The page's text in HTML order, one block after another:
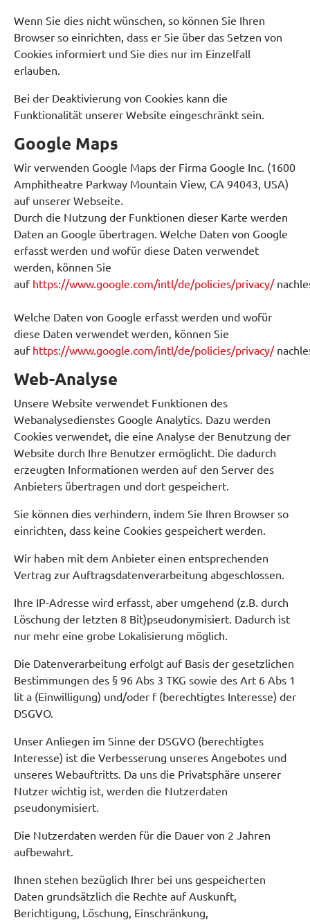
Wenn Sie dies nicht wünschen, so können Sie Ihren
Browser so einrichten, dass er Sie über das Setzen von
Cookies informiert und Sie dies nur im Einzelfall
erlauben.
Bei der Deaktivierung von Cookies kann die
Funktionalität unserer Website eingeschränkt sein.
Google Maps
Wir verwenden Google Maps der Firma Google Inc. (1600
Amphitheatre Parkway Mountain View, CA 94043, USA)
auf unserer Webseite.
Durch die Nutzung der Funktionen dieser Karte werden
Daten an Google übertragen. Welche Daten von Google
erfasst werden und wofür diese Daten verwendet
werden, können Sie
auf https://www.google.com/intl/de/policies/privacy/
Welche Daten von Google erfasst werden und wofür
diese Daten verwendet werden, können Sie
auf https://www.google.com/intl/de/policies/privacy/
Web-Analyse
Unsere Website verwendet Funktionen des
Webanalysedienstes Google Analytics. Dazu werden
Cookies verwendet, die eine Analyse der Benutzung der
Website durch Ihre Benutzer ermöglicht. Die dadurch
erzeugten Informationen werden auf den Server des
Anbieters übertragen und dort gespeichert.
Sie können dies verhindern, indem Sie Ihren Browser so
einrichten, dass keine Cookies gespeichert werden.
Wir haben mit dem Anbieter einen entsprechenden
Vertrag zur Auftragsdatenverarbeitung abgeschlossen.
Ihre IP-Adresse wird erfasst, aber umgehend (z.B. durch
Löschung der letzten 8 Bit)pseudonymisiert. Dadurch ist
nur mehr eine grobe Lokalisierung möglich.
Die Datenverarbeitung erfolgt auf Basis der gesetzlichen
Bestimmungen des § 96 Abs 3 TKG sowie des Art 6 Abs 1
lit a (Einwilligung) und/oder f (berechtigtes Interesse) der
DSGVO.
Unser Anliegen im Sinne der DSGVO (berechtigtes
Interesse) ist die Verbesserung unseres Angebotes und
unseres Webauftritts. Da uns die Privatsphäre unserer
Nutzer wichtig ist, werden die Nutzerdaten
pseudonymisiert.
Die Nutzerdaten werden für die Dauer von 2 Jahren
aufbewahrt.
Ihnen stehen bezüglich Ihrer bei uns gespeicherten
Daten grundsätzlich die Rechte auf Auskunft,
Berichtigung, Löschung, Einschränkung,